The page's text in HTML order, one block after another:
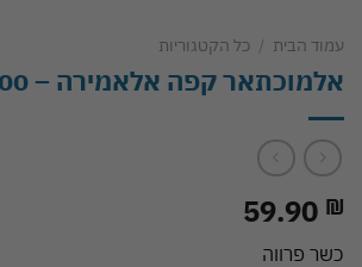
עמוד הבית / כל הקטגוריות
אלמוכתאר קפה אלאמירה – 900 גרם
59.90 ₪
כשר פרווה